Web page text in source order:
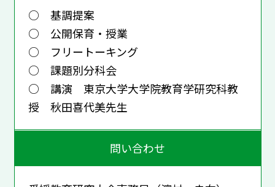
○ 基調提案
○ 公開保育・授業
○ フリートーキング
○ 課題別分科会
○ 講演 東京大学大学院教育学研究科教
授 秋田喜代美先生
問い合わせ